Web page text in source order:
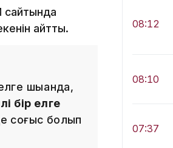
сайтында
айтты.
шыққанда,
бір елге
соғыс болып
08:12
08:10
07:37